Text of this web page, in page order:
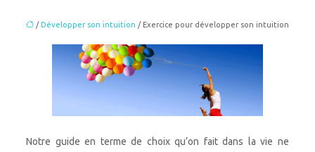
/Développer son intuition / Exercice pour développer son intuition
Notre guide en terme de choix qu’on fait dans la vie ne